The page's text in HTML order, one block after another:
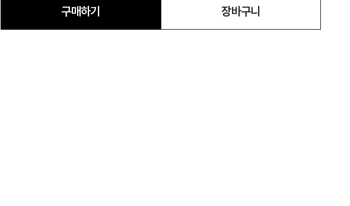
구매하기 장바구니